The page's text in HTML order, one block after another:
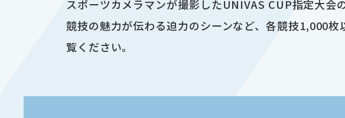
スポーツカメラマンが撮影したUNIVAS CUP指定大会
競技の魅力が伝わる迫力のシーンなど、各競技1,000
覧ください。